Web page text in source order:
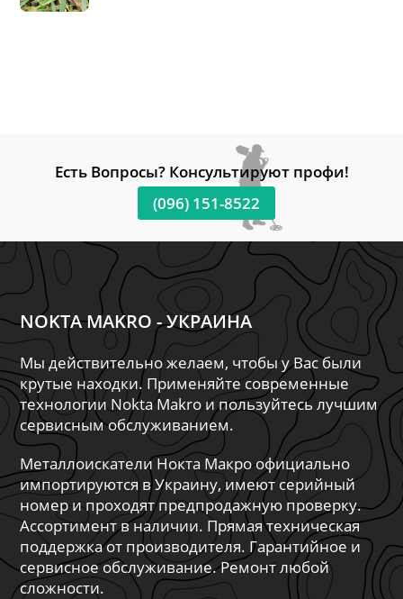
Есть Вопросы? Консультируют профи!
(096) 151-8522
NOKTA MAKRO - УКРАИНА
Мы действительно желаем, чтобы у Вас были
крутые находки. Применяйте современные
технологии Nokta Makro и пользуйтесь лучшим
сервисным обслуживанием.
Металлоискатели Нокта Макро официально
импортируются в Украину, имеют серийный
номер и проходят предпродажную проверку.
Ассортимент в наличии. Прямая техническая
поддержка от производителя. Гарантийное и
сервисное обслуживание. Ремонт любой
сложности.